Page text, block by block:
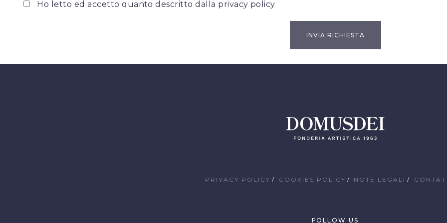
Ho letto ed accetto quanto descritto dalla privacy policy
PRIVACY POLICY COOKIES POLICY NOTE LEGALI
FOLLOW US